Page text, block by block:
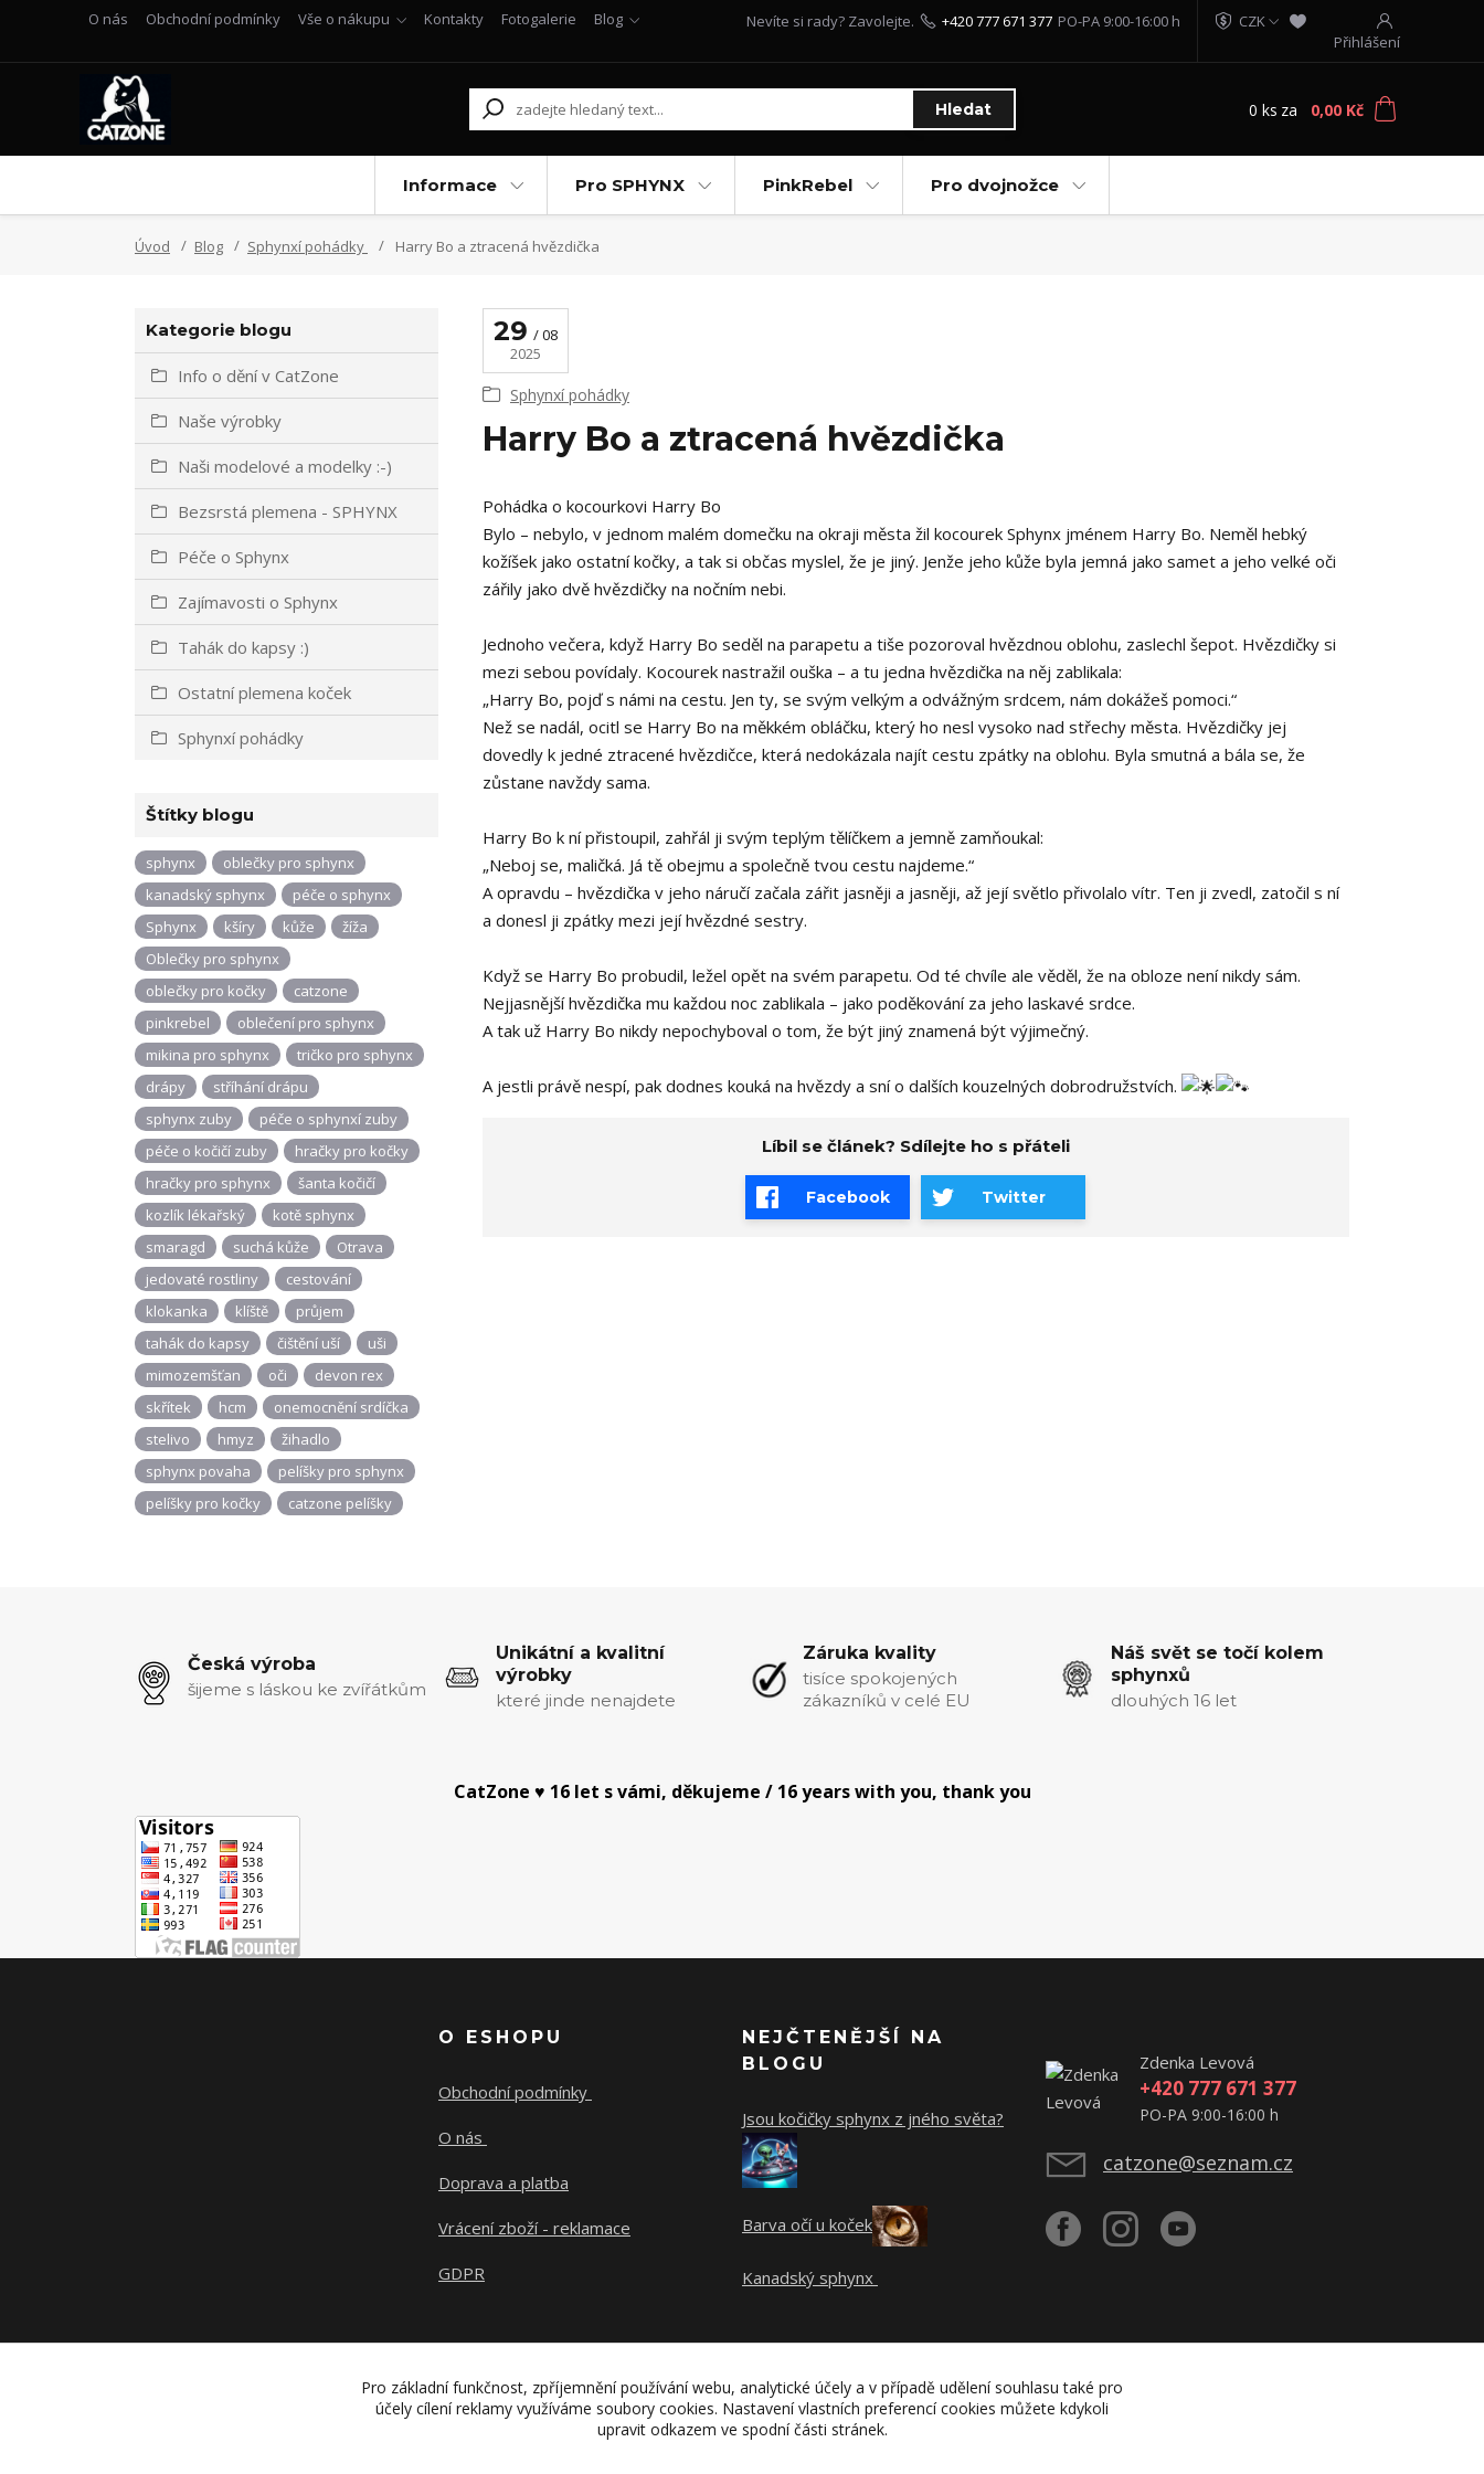
O nás Obchodní podmínky Vše o nákupu Kontakty Fotogalerie Blog
CZK
Přihlášení
Hledat
Nevíte si rady? Zavolejte. +420 777 671 377 PO-PA 9:00-16:00 h
0 ks za 0,00 Kč
Informace Pro SPHYNX PinkRebel Pro dvojnožce
Úvod Blog Sphynxí pohádky Harry Bo a ztracená hvězdička
Kategorie blogu
Info o dění v CatZone
Naše výrobky
Naši modelové a modelky :-)
Bezsrstá plemena - SPHYNX
Péče o Sphynx
Zajímavosti o Sphynx
Tahák do kapsy :)
Ostatní plemena koček
Sphynxí pohádky
Štítky blogu
sphynx
oblečky pro sphynx
kanadský sphynx
péče o sphynx
Sphynx
kšíry kůže
žíža
Oblečky pro sphynx
oblečky pro kočky
catzone
pinkrebel
oblečení pro sphynx
mikina pro sphynx
tričko pro sphynx
drápy
stříhání drápu
sphynx zuby
péče o sphynxí zuby
péče o kočičí zuby
hračky pro kočky
hračky pro sphynx
šanta kočičí
kozlík lékařský
kotě sphynx
smaragd
suchá kůže
Otrava
jedovaté rostliny
cestování
klokanka
klíště
průjem
tahák do kapsy
čištění uší
uši
mimozemšťan
oči
devon rex
skřítek
hcm
onemocnění srdíčka
stelivo
hmyz
žihadlo
sphynx povaha
pelíšky pro sphynx
pelíšky pro kočky
catzone pelíšky
29
08
2025
Sphynxí pohádky
Harry Bo a ztracená hvězdička
Pohádka o kocourkovi Harry Bo
Bylo – nebylo, v jednom malém domečku na okraji města žil kocourek Sphynx jménem Harry Bo. Neměl hebký
kožíšek jako ostatní kočky, a tak si občas myslel, že je jiný. Jenže jeho kůže byla jemná jako samet a jeho velké oči
zářily jako dvě hvězdičky na nočním nebi.
Jednoho večera, když Harry Bo seděl na parapetu a tiše pozoroval hvězdnou oblohu, zaslechl šepot. Hvězdičky si
mezi sebou povídaly. Kocourek nastražil ouška – a tu jedna hvězdička na něj zablikala:
„Harry Bo, pojď s námi na cestu. Jen ty, se svým velkým a odvážným srdcem, nám dokážeš pomoci.“
Než se nadál, ocitl se Harry Bo na měkkém obláčku, který ho nesl vysoko nad střechy města. Hvězdičky jej
dovedly k jedné ztracené hvězdičce, která nedokázala najít cestu zpátky na oblohu. Byla smutná a bála se, že
zůstane navždy sama.
Harry Bo k ní přistoupil, zahřál ji svým teplým tělíčkem a jemně zamňoukal:
„Neboj se, maličká. Já tě obejmu a společně tvou cestu najdeme.“
A opravdu – hvězdička v jeho náručí začala zářit jasněji a jasněji, až její světlo přivolalo vítr. Ten ji zvedl, zatočil s ní
a donesl ji zpátky mezi její hvězdné sestry.
Když se Harry Bo probudil, ležel opět na svém parapetu. Od té chvíle ale věděl, že na obloze není nikdy sám.
Nejjasnější hvězdička mu každou noc zablikala – jako poděkování za jeho laskavé srdce.
A tak už Harry Bo nikdy nepochyboval o tom, že být jiný znamená být výjimečný.
A jestli právě nespí, pak dodnes kouká na hvězdy a sní o dalších kouzelných dobrodružstvích.
Líbil se článek? Sdílejte ho s přáteli
Facebook Twitter
Česká výroba
šijeme s láskou ke zvířátkům
Unikátní a kvalitní
výrobky
které jinde nenajdete
Záruka kvality
tisíce spokojených
zákazníků v celé EU
Náš svět se točí kolem
sphynxů
dlouhých 16 let
CatZone ♥ 16 let s vámi, děkujeme / 16 years with you, thank you
O ESHOPU
Obchodní podmínky
O nás
Doprava a platba
Vrácení zboží - reklamace
GDPR
NEJČTENĚJŠÍ NA
BLOGU
Jsou kočičky sphynx z jného světa?
Barva očí u koček
Kanadský sphynx
Zdenka Levová
+420 777 671 377
PO-PA 9:00-16:00 h
catzone@seznam.cz
Pro základní funkčnost, zpříjemnění používání webu, analytické účely a v případě udělení souhlasu také pro
účely cílení reklamy využíváme soubory cookies. Nastavení vlastních preferencí cookies můžete kdykoli
upravit odkazem ve spodní části stránek.